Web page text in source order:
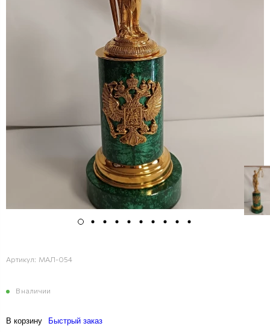
Артикул: МАЛ-054
В наличии
В корзину Быстрый заказ